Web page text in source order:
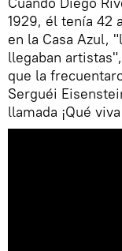
1929, él tenía 42
en la Casa Azul,
llegaban
que la
Serguéi
llamada ¡Qué